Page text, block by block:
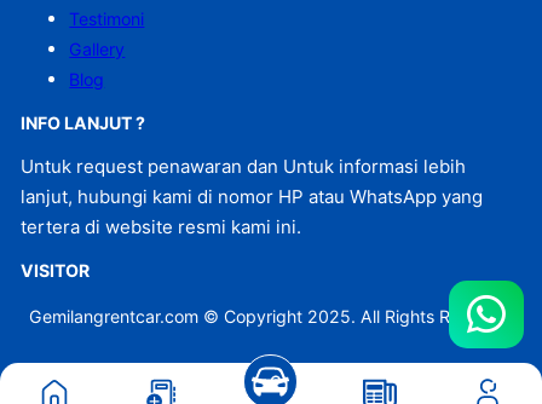
Testimoni
Gallery
Blog
INFO LANJUT ?
Untuk request penawaran dan Untuk informasi lebih
lanjut, hubungi kami di nomor HP atau WhatsApp yang
tertera di website resmi kami ini.
VISITOR
Gemilangrentcar.com © Copyright 2025. All Rights Reserved